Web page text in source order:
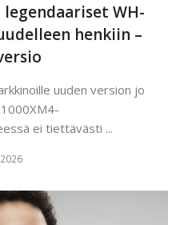
WH-
henkiin –
uuden version jo
ei tiettävästi ...